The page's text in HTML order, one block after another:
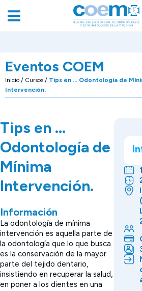
Eventos COEM
Inicio / Cursos / Tips en … Odontología de
Intervención.
Tips en …
Odontología de
Mínima
Intervención.
Información
La odontología de mínima
intervención es aquella parte de
la odontología que lo que busca
es la conservación de la mayor
parte del tejido dentario,
insistiendo en recuperar la salud,
en poner a los dientes en una